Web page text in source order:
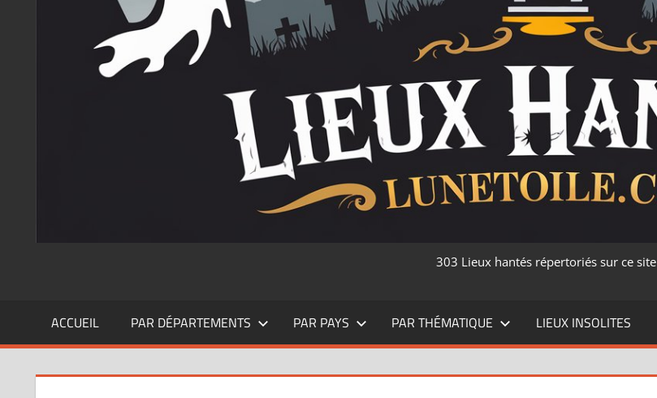
303 Lieux hantés répertoriés sur ce site
ACCUEIL PAR DÉPARTEMENTS PAR PAYS PAR THÉMATIQUE LIEUX INSOLITES